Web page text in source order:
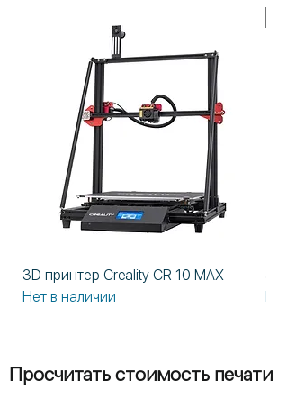
3D принтер Creality CR 10 MAX
Нет в наличии
Просчитать стоимость печати